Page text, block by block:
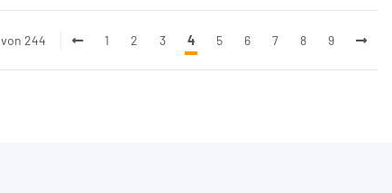
244 1 2 3 4 5 6 7 8 9